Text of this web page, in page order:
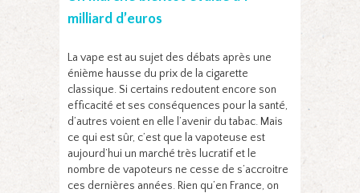
milliard d’euros
La vape est au sujet des débats après une
énième hausse du prix de la cigarette
classique. Si certains redoutent encore son
efficacité et ses conséquences pour la santé,
d’autres voient en elle l’avenir du tabac. Mais
ce qui est sûr, c’est que la vapoteuse est
aujourd’hui un marché très lucratif et le
nombre de vapoteurs ne cesse de s’accroitre
ces dernières années. Rien qu’en France, on